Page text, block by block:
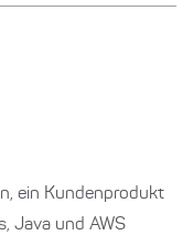
ein Kundenprodukt
Java und AWS